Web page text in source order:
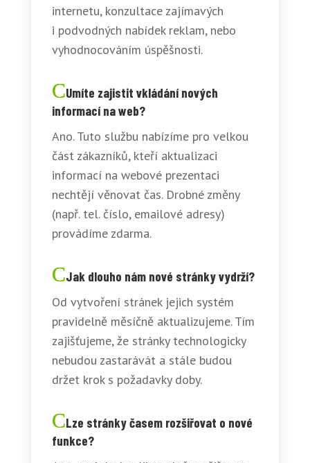
internetu, konzultace zajímavých
i podvodných nabídek reklam, nebo
vyhodnocováním úspěšnosti.
Umíte zajistit vkládání nových
informací na web?
Ano. Tuto službu nabízíme pro velkou
část zákazníků, kteří aktualizaci
informací na webové prezentaci
nechtějí věnovat čas. Drobné změny
(např. tel. číslo, emailové adresy)
provádíme zdarma.
Jak dlouho nám nové stránky vydrží?
Od vytvoření stránek jejich systém
pravidelně měsíčně aktualizujeme. Tím
zajišťujeme, že stránky technologicky
nebudou zastarávát a stále budou
držet krok s požadavky doby.
Lze stránky časem rozšiřovat o nové
funkce?